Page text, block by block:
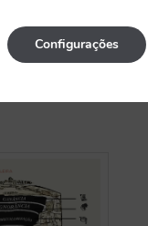
Configurações